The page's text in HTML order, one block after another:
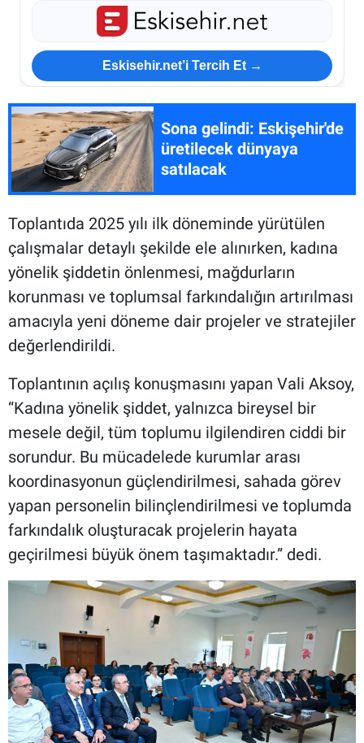
Eskisehir.net’i Tercih Et →
Sona gelindi: Eskişehir'de
üretilecek dünyaya
satılacak
Toplantıda 2025 yılı ilk döneminde yürütülen
çalışmalar detaylı şekilde ele alınırken, kadına
yönelik şiddetin önlenmesi, mağdurların
korunması ve toplumsal farkındalığın artırılması
amacıyla yeni döneme dair projeler ve stratejiler
değerlendirildi.
Toplantının açılış konuşmasını yapan Vali Aksoy,
“Kadına yönelik şiddet, yalnızca bireysel bir
mesele değil, tüm toplumu ilgilendiren ciddi bir
sorundur. Bu mücadelede kurumlar arası
koordinasyonun güçlendirilmesi, sahada görev
yapan personelin bilinçlendirilmesi ve toplumda
farkındalık oluşturacak projelerin hayata
geçirilmesi büyük önem taşımaktadır.” dedi.